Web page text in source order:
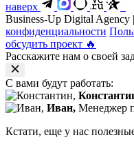
наверх
Business-Up Digital Agency
конфиденциальности
обсудить проект 🔥
Расскажите нам о своей
С вами будут работать:
Иван, Менеджер
Кстати, еще у нас